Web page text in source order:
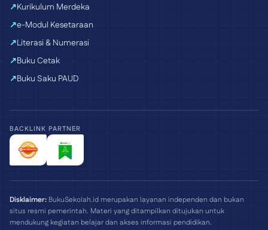
Kurikulum Merdeka
e-Modul Kesetaraan
Literasi & Numerasi
Buku Cetak
Buku Saku PAUD
BACKLINK PARTNER
Disklaimer: BukuSekolah.id merupakan layanan independen dan bukan
situs resmi pemerintah. Materi yang ditampilkan ditujukan untuk
mendukung kegiatan belajar dan akses informasi pendidikan.